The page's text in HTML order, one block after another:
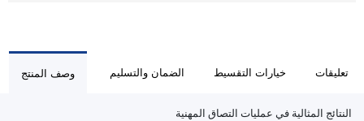
وصف المنتج الضمان والتسليم خيارات التقسيط تعليقات
النتائج المثالية في عمليات التصاق المهنية